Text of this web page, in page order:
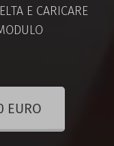
E CARICARE
EURO